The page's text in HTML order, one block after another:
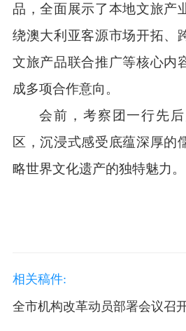
品，全面展示了本地文旅产
绕澳大利亚客源市场开拓、
文旅产品联合推广等核心内
成多项合作意向。
会前，考察团一行先
区，沉浸式感受底蕴深厚的
略世界文化遗产的独特魅力。
相关稿件:
全市机构改革动员部署会议召